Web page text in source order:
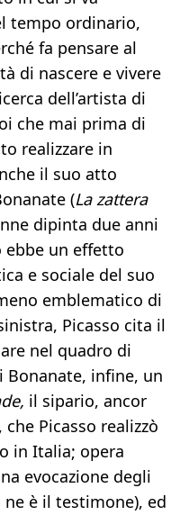
tempo ordinario,
fa pensare al
di nascere e vivere
dell’artista di
che mai prima di
realizzare in
il suo atto
(La zattera
dipinta due anni
un effetto
e sociale del suo
emblematico di
Picasso cita il
nel quadro di
Bonanate, infine, un
il sipario, ancor
Picasso realizzò
in Italia; opera
evocazione degli
è il testimone), ed